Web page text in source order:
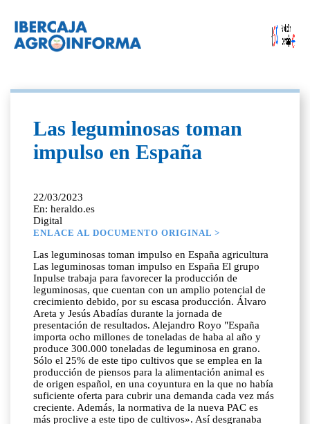
Las leguminosas toman
impulso en España
22/03/2023
En: heraldo.es
Digital
ENLACE AL DOCUMENTO ORIGINAL >
Las leguminosas toman impulso en España agricultura
Las leguminosas toman impulso en España El grupo
Inpulse trabaja para favorecer la producción de
leguminosas, que cuentan con un amplio potencial de
crecimiento debido, por su escasa producción. Álvaro
Areta y Jesús Abadías durante la jornada de
presentación de resultados. Alejandro Royo "España
importa ocho millones de toneladas de haba al año y
produce 300.000 toneladas de leguminosa en grano.
Sólo el 25% de este tipo cultivos que se emplea en la
producción de piensos para la alimentación animal es
de origen español, en una coyuntura en la que no había
suficiente oferta para cubrir una demanda cada vez más
creciente. Además, la normativa de la nueva PAC es
más proclive a este tipo de cultivos». Así desgranaba